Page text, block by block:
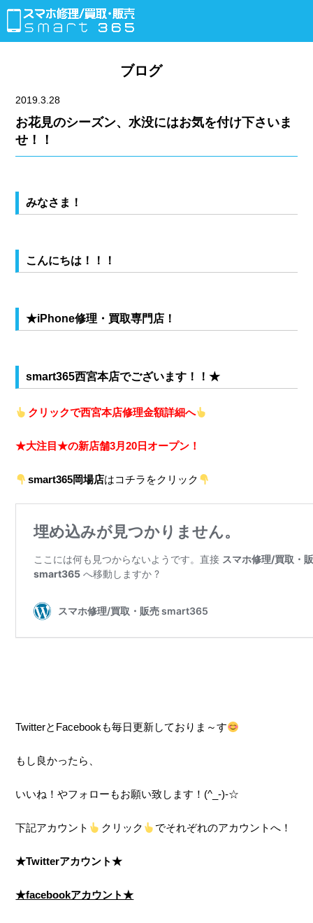
ブログ
2019.3.28
お花見のシーズン、水没にはお気を付け下さいま
せ！！
みなさま！
こんにちは！！！
★iPhone修理・買取専門店！
smart365西宮本店でございます！！★
クリックで西宮本店修理金額詳細へ
★大注目★の新店舗3月20日オープン！
smart365岡場店はコチラをクリック
TwitterとFacebookも毎日更新しておりま～す
もし良かったら、
いいね！やフォローもお願い致します！(^_-)-☆
下記アカウント クリック でそれぞれのアカウントへ！
★Twitterアカウント★
★facebookアカウント★